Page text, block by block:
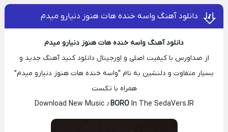
دانلود آهنگ واسه خنده هات هنوز دنیارو میدم
دانلود آهنگ واسه خنده هات هنوز دنیارو میدم
از صداورس با کیفیت اصلی و اورجینال دانلود کنید آهنگ جدید و
بسیار متفاوت و دلنشین به نام “واسه خنده هات هنوز دنیارو میدم”
همراه با تکست
Download New Music ♪BOROIn The SedaVers.IR